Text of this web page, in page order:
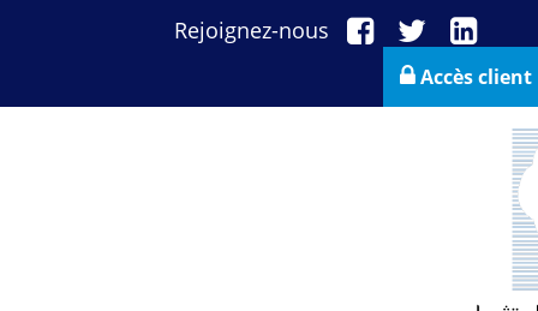
Rejoignez-nous
Accès client